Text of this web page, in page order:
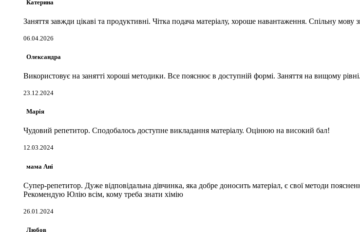
Катерина
Заняття завжди цікаві та продуктивні. Чітка подача матеріалу, хороше навантаження. Спільну
06.04.2026
Олександра
Використовує на занятті хороші методики. Все пояснює в доступній формі. Заняття на вищому рівні.
23.12.2024
Марія
Чудовий репетитор. Сподобалось доступне викладання матеріалу. Оцінюю на високий бал!
12.03.2024
мама Ані
Супер-репетитор. Дуже відповідальна дівчинка, яка добре доносить матеріал, є свої методи
Рекомендую Юлію всім, кому треба знати хімію
26.01.2024
Любов